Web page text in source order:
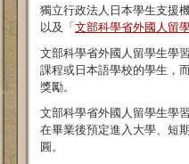
獨立行政法人日本學生支援
以及「 文部科學省外國人留
文部科學省外國人留學生學
課程或日本語學校的學生，
獎勵。
文部科學省外國人留學生學
在畢業後預定進入大學、短
圓。